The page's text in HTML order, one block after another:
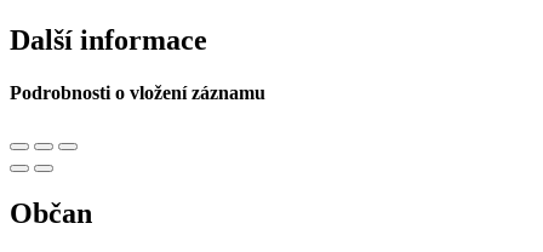
Další informace
Podrobnosti o vložení záznamu
Občan